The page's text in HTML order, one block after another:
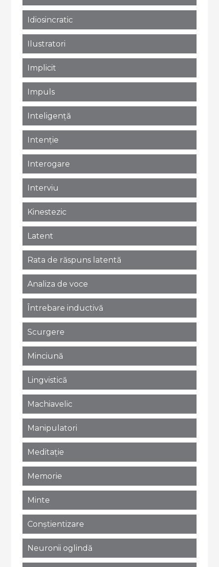
Idiosincratic
Ilustratori
Implicit
Impuls
Inteligență
Intenție
Interogare
Interviu
Kinestezic
Latent
Rata de răspuns latentă
Analiza de voce
Întrebare inductivă
Scurgere
Minciună
Lingvistică
Machiavelic
Manipulatori
Meditație
Memorie
Minte
Conștientizare
Neuronii oglindă